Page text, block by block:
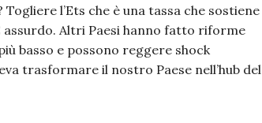
l’Ets che è una tassa che sostiene
Altri Paesi hanno fatto riforme
basso e possono reggere shock
trasformare il nostro Paese nell’hub del